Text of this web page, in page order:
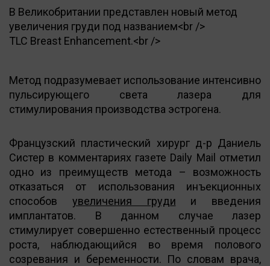
В Великобритании представлен новый метод
увеличения груди под названием<br />
TLC Breast Enhancement.<br />
Метод подразумевает использование интенсивно
пульсирующего света лазера для
стимулирования производства эстрогена.
Французский пластический хирург д-р Даниель
Систер в комментариях газете Daily Mail отметил
одно из преимуществ метода – возможность
отказаться от использования инъекционных
способов увеличения груди и введения
имплантатов. В данном случае лазер
стимулирует совершенно естественный процесс
роста, наблюдающийся во время полового
созревания и беременности. По словам врача,